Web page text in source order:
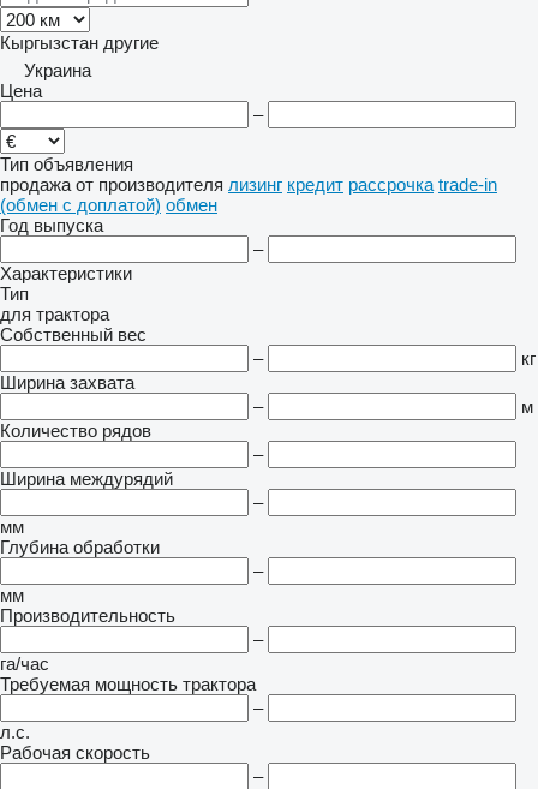
Кыргызстан другие
Украина
Цена
–
Тип объявления
продажа от производителя лизинг кредит рассрочка trade-in
(обмен с доплатой) обмен
Год выпуска
–
Характеристики
Тип
для трактора
Собственный вес
–
кг
Ширина захвата
–
м
Количество рядов
–
Ширина междурядий
–
мм
Глубина обработки
–
мм
Производительность
–
га/час
Требуемая мощность трактора
–
л.с.
Рабочая скорость
–